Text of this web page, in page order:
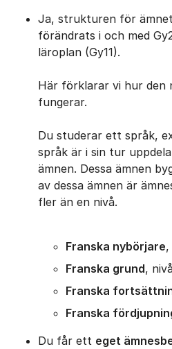
Ja, strukturen för
förändrats i och med
läroplan (Gy11).
Här förklarar vi hur den
fungerar.
Du studerar ett språk,
språk är i sin tur
ämnen. Dessa ämnen
av dessa ämnen är
fler än en nivå.
Franska nybörjare,
Franska grund,
Franska
Franska
Du får ett eget